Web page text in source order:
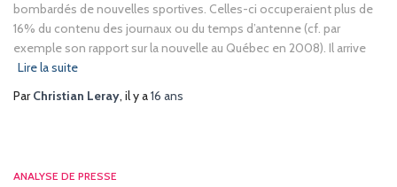
bombardés de nouvelles sportives. Celles-ci occuperaient plus de
16% du contenu des journaux ou du temps d’antenne (cf. par
exemple son rapport sur la nouvelle au Québec en 2008). Il arrive
Lire la suite
ParChristian Leray, il y a16 ans
ANALYSE DE PRESSE